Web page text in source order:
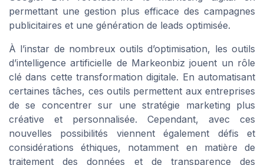
permettant une gestion plus efficace des campagnes
publicitaires et une génération de leads optimisée.
À l’instar de nombreux outils d’optimisation, les outils
d’intelligence artificielle de Markeonbiz jouent un rôle
clé dans cette transformation digitale. En automatisant
certaines tâches, ces outils permettent aux entreprises
de se concentrer sur une stratégie marketing plus
créative et personnalisée. Cependant, avec ces
nouvelles possibilités viennent également défis et
considérations éthiques, notamment en matière de
traitement des données et de transparence des